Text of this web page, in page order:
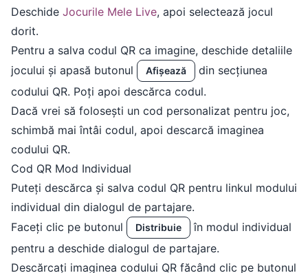
Deschide Jocurile Mele Live, apoi selectează jocul
dorit.
Pentru a salva codul QR ca imagine, deschide detaliile
jocului și apasă butonul
Afișează
din secțiunea
codului QR. Poți apoi descărca codul.
Dacă vrei să folosești un cod personalizat pentru joc,
schimbă mai întâi codul, apoi descarcă imaginea
codului QR.
Cod QR Mod Individual
Puteți descărca și salva codul QR pentru linkul modului
individual din dialogul de partajare.
Faceți clic pe butonul
Distribuie
în modul individual
pentru a deschide dialogul de partajare.
Descărcați imaginea codului QR făcând clic pe butonul